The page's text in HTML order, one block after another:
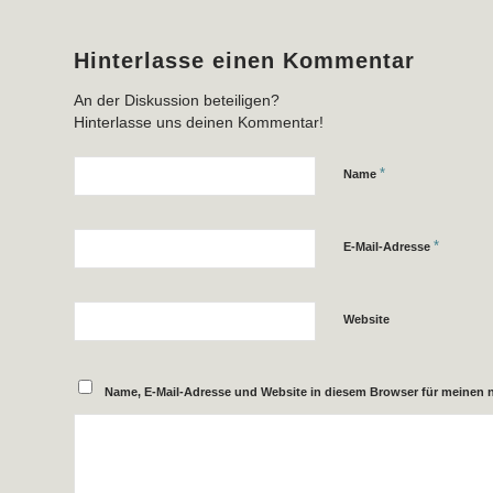
Hinterlasse einen Kommentar
An der Diskussion beteiligen?
Hinterlasse uns deinen Kommentar!
Name *
E-Mail-Adresse *
Website
Name, E-Mail-Adresse und Website in diesem Browser für meinen